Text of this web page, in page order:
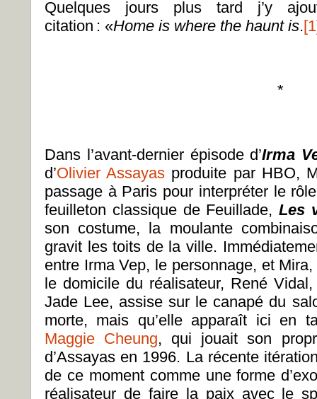
Quelques jours plus tard j’y
citation : «Home is where the haunt is.
*
Dans l’avant-dernier épisode d’Irma
d’Olivier Assayas produite par HBO,
passage à Paris pour interpréter le
feuilleton classique de Feuillade,Les
son costume, la moulante
gravit les toits de la ville.
entre Irma Vep, le personnage, et Mira,
le domicile du réalisateur, René
Jade Lee, assise sur le canapé du
morte, mais qu’elle apparaît ici en
Maggie Cheung, qui jouait son
d’Assayas en 1996. La récente
de ce moment comme une forme
réalisateur de faire la paix avec le